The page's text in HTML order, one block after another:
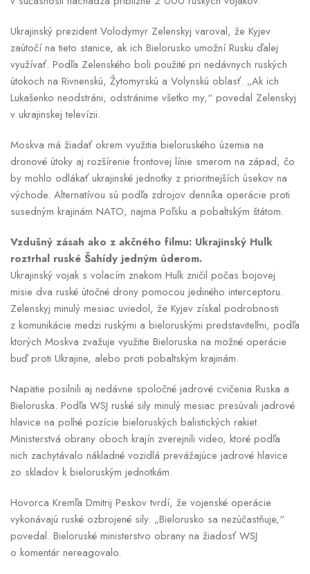
Ukrajinský prezident Volodymyr Zelenskyj varoval, že Kyjev
zaútočí na tieto stanice, ak ich Bielorusko umožní Rusku ďalej
využívať. Podľa Zelenského boli použité pri nedávnych ruských
útokoch na Rivnenskú, Žytomyrskú a Volynskú oblasť. „Ak ich
Lukašenko neodstráni, odstránime všetko my,“ povedal Zelenskyj
v ukrajinskej televízii.
Moskva má žiadať okrem využitia bieloruského územia na
dronové útoky aj rozšírenie frontovej línie smerom na západ, čo
by mohlo odlákať ukrajinské jednotky z prioritnejších úsekov na
východe. Alternatívou sú podľa zdrojov denníka operácie proti
susedným krajinám NATO, najmä Poľsku a pobaltským štátom.
Vzdušný zásah ako z akčného filmu: Ukrajinský Hulk
roztrhal ruské Šahídy jedným úderom.
Ukrajinský vojak s volacím znakom Hulk zničil počas bojovej
misie dva ruské útočné drony pomocou jediného interceptoru.
Zelenskyj minulý mesiac uviedol, že Kyjev získal podrobnosti
z komunikácie medzi ruskými a bieloruskými predstaviteľmi, podľa
ktorých Moskva zvažuje využitie Bieloruska na možné operácie
buď proti Ukrajine, alebo proti pobaltským krajinám.
Napätie posilnili aj nedávne spoločné jadrové cvičenia Ruska a
Bieloruska. Podľa WSJ ruské sily minulý mesiac presúvali jadrové
hlavice na poľné pozície bieloruských balistických rakiet.
Ministerstvá obrany oboch krajín zverejnili video, ktoré podľa
nich zachytávalo nákladné vozidlá prevážajúce jadrové hlavice
zo skladov k bieloruským jednotkám.
Hovorca Kremľa Dmitrij Peskov tvrdí, že vojenské operácie
vykonávajú ruské ozbrojené sily. „Bielorusko sa nezúčastňuje,“
povedal. Bieloruské ministerstvo obrany na žiadosť WSJ
o komentár nereagovalo.